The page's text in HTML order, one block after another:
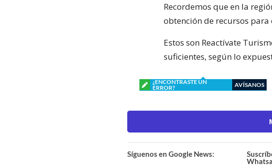
Recordemos que en la
obtención de recursos
Estos son Reactívate
suficientes, según lo
¿ENCONTRASTE UN
ERROR?
AVÍSANOS
Síguenos en Google News: